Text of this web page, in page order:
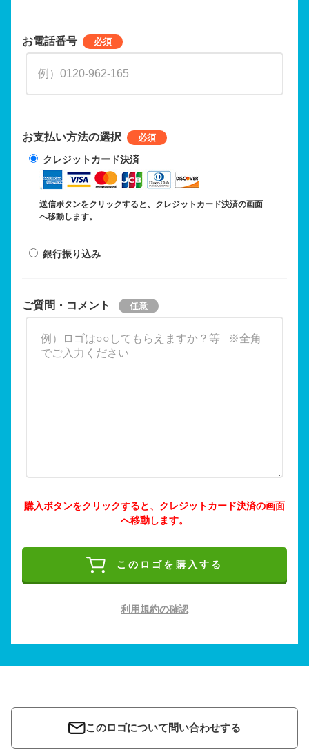
お電話番号
お支払い方法の選択
クレジットカード決済
送信ボタンをクリックすると、クレジットカード決済の画面
へ移動します。
銀行振り込み
ご質問・コメント
購入ボタンをクリックすると、クレジットカード決済の画面
へ移動します。
このロゴを購入する
利用規約の確認
このロゴについて問い合わせする